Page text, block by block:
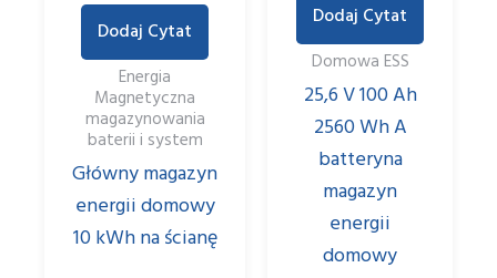
Dodaj Cytat
Energia
Magnetyczna
magazynowania
baterii i system
Główny magazyn
energii domowy
10 kWh na ścianę
Dodaj Cytat
Domowa ESS
25,6 V 100 Ah
2560 Wh A
batteryna
magazyn
energii
domowy